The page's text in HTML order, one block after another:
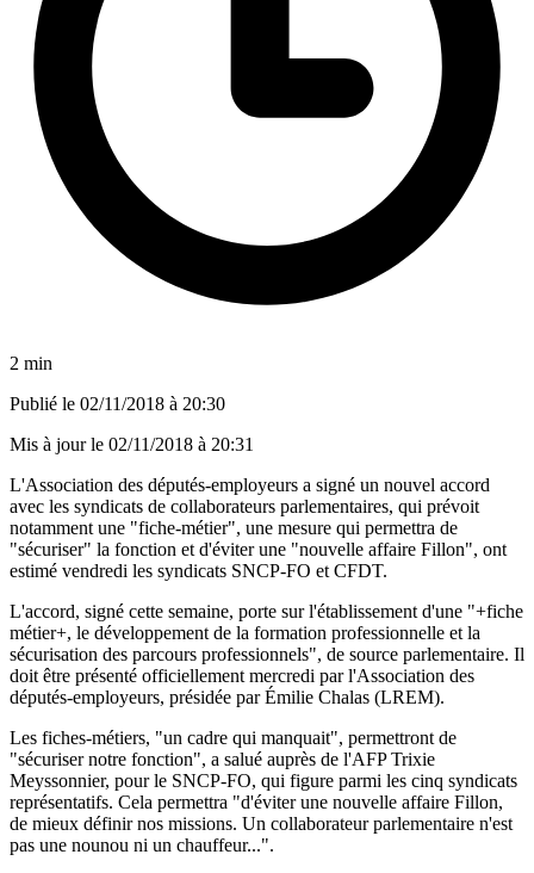
2 min
Publié le 02/11/2018 à 20:30
Mis à jour le 02/11/2018 à 20:31
L'Association des députés-employeurs a signé un nouvel accord
avec les syndicats de collaborateurs parlementaires, qui prévoit
notamment une "fiche-métier", une mesure qui permettra de
"sécuriser" la fonction et d'éviter une "nouvelle affaire Fillon", ont
estimé vendredi les syndicats SNCP-FO et CFDT.
L'accord, signé cette semaine, porte sur l'établissement d'une "+fiche
métier+, le développement de la formation professionnelle et la
sécurisation des parcours professionnels", de source parlementaire. Il
doit être présenté officiellement mercredi par l'Association des
députés-employeurs, présidée par Émilie Chalas (LREM).
Les fiches-métiers, "un cadre qui manquait", permettront de
"sécuriser notre fonction", a salué auprès de l'AFP Trixie
Meyssonnier, pour le SNCP-FO, qui figure parmi les cinq syndicats
représentatifs. Cela permettra "d'éviter une nouvelle affaire Fillon,
de mieux définir nos missions. Un collaborateur parlementaire n'est
pas une nounou ni un chauffeur...".